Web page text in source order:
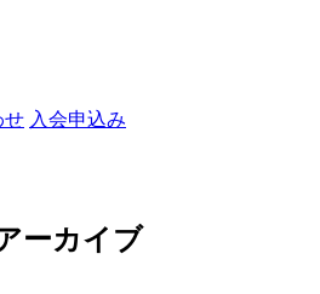
せ 入会申込み
ーカイブ